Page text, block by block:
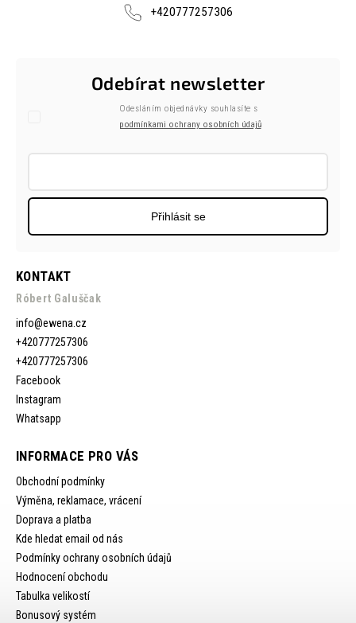
+420777257306
KONTAKT
Róbert Galuščak
info@ewena.cz
+420777257306
+420777257306
Facebook
Instagram
Whatsapp
INFORMACE PRO VÁS
Obchodní podmínky
Výměna, reklamace, vrácení
Doprava a platba
Kde hledat email od nás
Podmínky ochrany osobních údajů
Hodnocení obchodu
Tabulka velikostí
Bonusový systém
Odebírat newsletter
Odesláním objednávky souhlasíte s
podmínkami ochrany osobních údajů
Přihlásit se